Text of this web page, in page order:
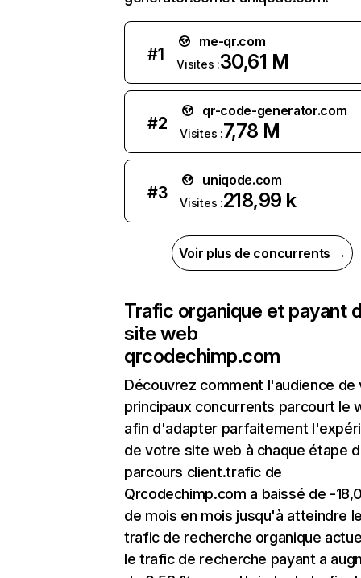
#1
me-qr.com
Visites :30,61 M
#2
qr-code-generator.com
Visites :7,78 M
#3
uniqode.com
Visites :218,99 k
Voir plus de concurrents →
Trafic organique et payant
site web
qrcodechimp.com
Découvrez comment l'audience de
principaux concurrents parcourt le
afin d'adapter parfaitement
de votre site web à chaque étape
parcours client.trafic de
Qrcodechimp.com a baissé de -
de mois en mois jusqu'à atteindre
trafic de recherche organique
le trafic de recherche payant a